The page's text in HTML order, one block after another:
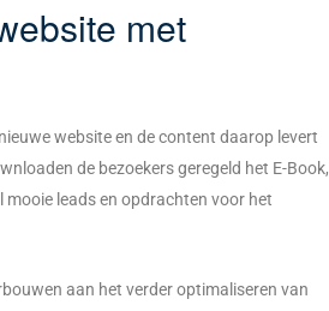
met
website en de content daarop levert
de bezoekers geregeld het E-Book,
leads en opdrachten voor het
aan het verder optimaliseren van